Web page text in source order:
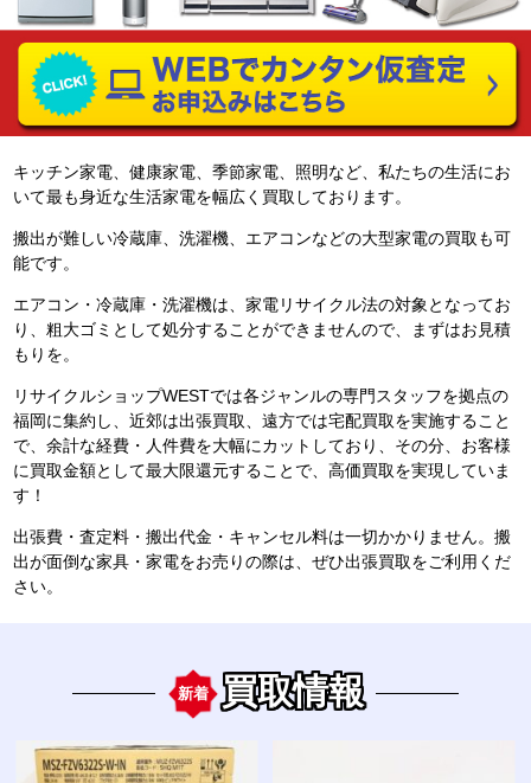
キッチン家電、健康家電、季節家電、照明など、私たちの生活にお
いて最も身近な生活家電を幅広く買取しております。
搬出が難しい冷蔵庫、洗濯機、エアコンなどの大型家電の買取も可
能です。
エアコン・冷蔵庫・洗濯機は、家電リサイクル法の対象となってお
り、粗大ゴミとして処分することができませんので、まずはお見積
もりを。
リサイクルショップWESTでは各ジャンルの専門スタッフを拠点の
福岡に集約し、近郊は出張買取、遠方では宅配買取を実施すること
で、余計な経費・人件費を大幅にカットしており、その分、お客様
に買取金額として最大限還元することで、高価買取を実現していま
す！
出張費・査定料・搬出代金・キャンセル料は一切かかりません。搬
出が面倒な家具・家電をお売りの際は、ぜひ出張買取をご利用くだ
さい。
新着 買取情報